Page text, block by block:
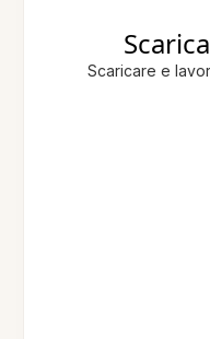
Scaricare e